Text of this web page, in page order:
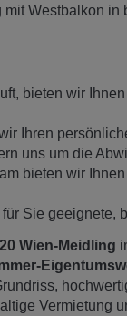
Westbalkon in
bieten wir
Ihren
uns um die
bieten wir
Sie geeignete,
Wien-Meidling
Vermietung